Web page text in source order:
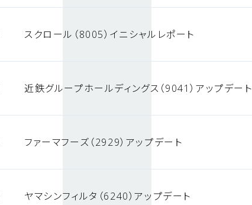
スクロール（8005）イニシャルレポート
近鉄グループホールディングス（9041）アップデート
ファーマフーズ（2929）アップデート
ヤマシンフィルタ（6240）アップデート